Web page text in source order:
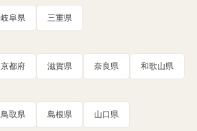
岐阜県 三重県
京都府 滋賀県 奈良県 和歌山県
鳥取県 島根県 山口県